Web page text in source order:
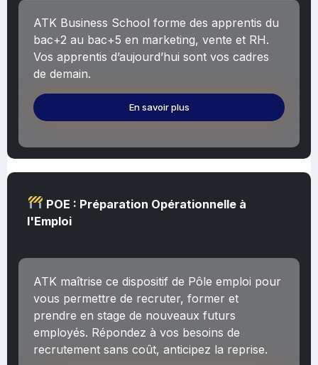
ATK Business School forme des apprentis du
bac+2 au bac+5 en marketing, vente et RH.
Vos apprentis d’aujourd’hui sont vos cadres
de demain.
En savoir plus
POE : Préparation Opérationnelle à
l'Emploi
ATK maîtrise ce dispositif de Pôle emploi pour
vous permettre de recruter, former et
prendre en stage de nouveaux futurs
employés. Répondez à vos besoins de
recrutement sans coût, anticipez la reprise.